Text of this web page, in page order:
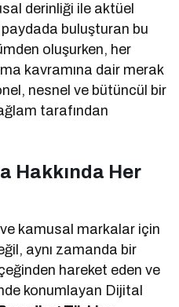
derinliği ile aktüel
buluşturan bu
oluşurken, her
kavramına dair merak
nesnel ve bütüncül bir
tarafından
Hakkında Her
kamusal markalar için
aynı zamanda bir
hareket eden ve
konumlayan Dijital